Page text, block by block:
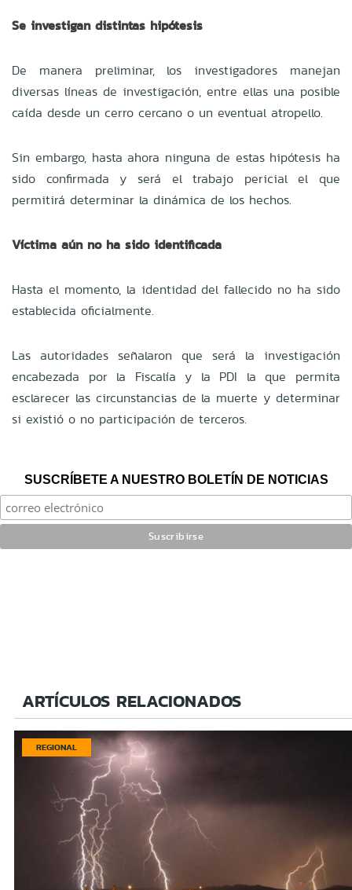
Se investigan distintas hipótesis
De manera preliminar, los investigadores manejan
diversas líneas de investigación, entre ellas una posible
caída desde un cerro cercano o un eventual atropello.
Sin embargo, hasta ahora ninguna de estas hipótesis ha
sido confirmada y será el trabajo pericial el que
permitirá determinar la dinámica de los hechos.
Víctima aún no ha sido identificada
Hasta el momento, la identidad del fallecido no ha sido
establecida oficialmente.
Las autoridades señalaron que será la investigación
encabezada por la Fiscalía y la PDI la que permita
esclarecer las circunstancias de la muerte y determinar
si existió o no participación de terceros.
SUSCRÍBETE A NUESTRO BOLETÍN DE NOTICIAS
ARTÍCULOS RELACIONADOS
REGIONAL